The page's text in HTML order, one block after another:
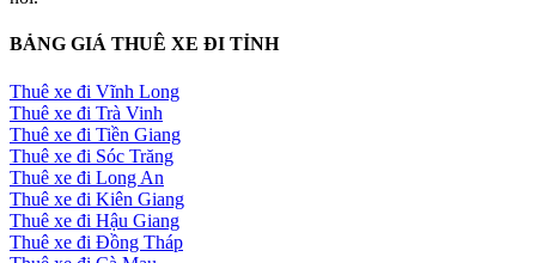
BẢNG GIÁ THUÊ XE ĐI TỈNH
Thuê xe đi Vĩnh Long
Thuê xe đi Trà Vinh
Thuê xe đi Tiền Giang
Thuê xe đi Sóc Trăng
Thuê xe đi Long An
Thuê xe đi Kiên Giang
Thuê xe đi Hậu Giang
Thuê xe đi Đồng Tháp